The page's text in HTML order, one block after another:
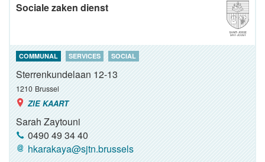
Sociale zaken dienst
COMMUNAL SERVICES SOCIAL
Sterrenkundelaan 12-13
1210 Brussel
ZIE KAART
Sarah Zaytouni
0490 49 34 40
hkarakaya@sjtn.brussels